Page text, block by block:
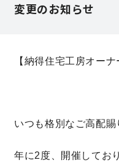
営業時間／10:00
変更のお知らせ
【納得住宅工房オーナ
いつも格別なご高配賜
年に2度、開催してお